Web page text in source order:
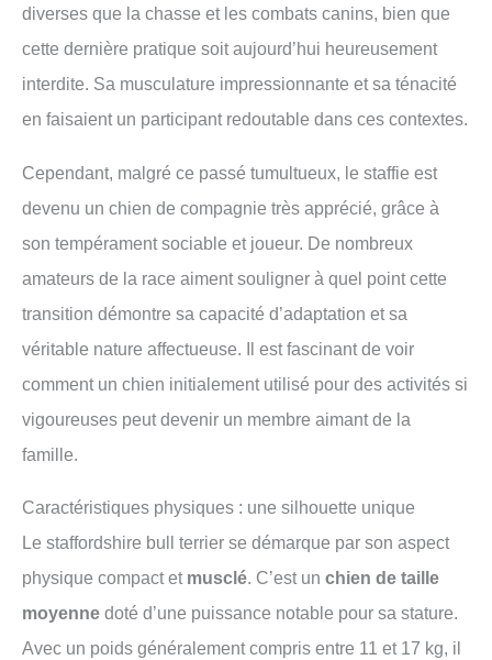
diverses que la chasse et les combats canins, bien que
cette dernière pratique soit aujourd’hui heureusement
interdite. Sa musculature impressionnante et sa ténacité
en faisaient un participant redoutable dans ces contextes.
Cependant, malgré ce passé tumultueux, le staffie est
devenu un chien de compagnie très apprécié, grâce à
son tempérament sociable et joueur. De nombreux
amateurs de la race aiment souligner à quel point cette
transition démontre sa capacité d’adaptation et sa
véritable nature affectueuse. Il est fascinant de voir
comment un chien initialement utilisé pour des activités si
vigoureuses peut devenir un membre aimant de la
famille.
Caractéristiques physiques : une silhouette unique
Le staffordshire bull terrier se démarque par son aspect
physique compact et musclé. C’est un chien de taille
moyenne doté d’une puissance notable pour sa stature.
Avec un poids généralement compris entre 11 et 17 kg, il